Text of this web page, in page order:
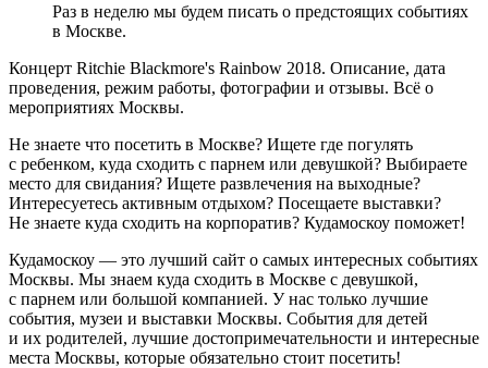
Раз в неделю мы будем писать о предстоящих событиях
в Москве.
Концерт Ritchie Blackmore's Rainbow 2018. Описание, дата
проведения, режим работы, фотографии и отзывы. Всё о
мероприятиях Москвы.
Не знаете что посетить в Москве? Ищете где погулять
с ребенком, куда сходить с парнем или девушкой? Выбираете
место для свидания? Ищете развлечения на выходные?
Интересуетесь активным отдыхом? Посещаете выставки?
Не знаете куда сходить на корпоратив? Кудамоскоу поможет!
Кудамоскоу — это лучший сайт о самых интересных событиях
Москвы. Мы знаем куда сходить в Москве с девушкой,
с парнем или большой компанией. У нас только лучшие
события, музеи и выставки Москвы. События для детей
и их родителей, лучшие достопримечательности и интересные
места Москвы, которые обязательно стоит посетить!